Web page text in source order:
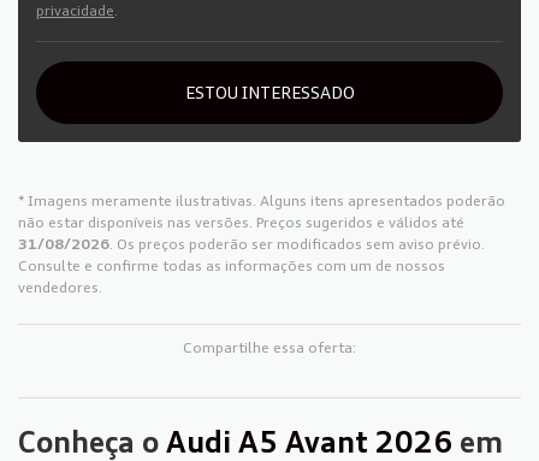
* Imagens meramente ilustrativas. Alguns itens apresentados poderão
não estar disponíveis nas versões. Preços sugeridos e válidos até
31/08/2026. Os preços poderão ser modificados sem aviso prévio.
Consulte e confirme todas as informações com um de nossos
vendedores.
Compartilhe essa oferta:
privacidade.
ESTOU INTERESSADO
Conheça o Audi A5 Avant 2026 em